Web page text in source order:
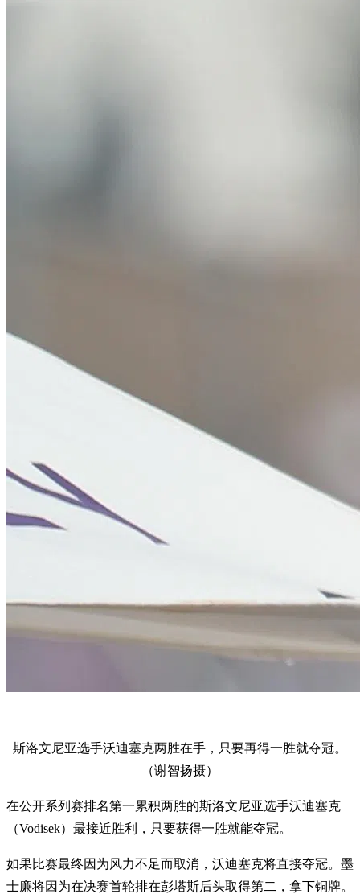
斯洛文尼亚选手沃迪塞克两胜在手，只要再得一胜就夺冠。
（谢智扬摄）
在公开系列赛排名第一累积两胜的斯洛文尼亚选手沃迪塞克
（Vodisek）最接近胜利，只要获得一胜就能夺冠。
如果比赛最终因为风力不足而取消，沃迪塞克将直接夺冠。墨
士廉将因为在决赛首轮排在彭塔斯后头取得第二，拿下铜牌。